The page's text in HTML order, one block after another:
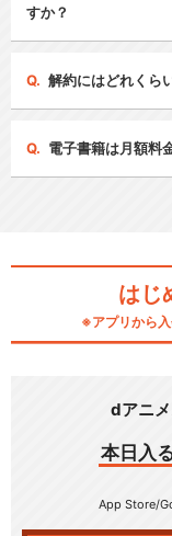
すか？
解約にはどれくら
電子書籍は月額料
はじ
※アプリから
dアニ
本日入
App Store/